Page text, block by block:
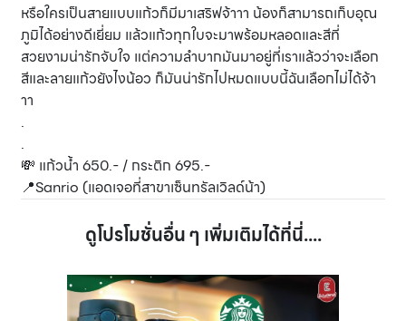
หรือใครเป็นสายแบบแก้วก็มีมาเสริฟจ้าาา น้องก็สามารถเก็บอุณ
ภูมิได้อย่างดีเยี่ยม แล้วแก้วทุกใบจะมาพร้อมหลอดและสีที่
สวยงามน่ารักจับใจ แต่ความลำบากมันมาอยู่ที่เราแล้วว่าจะเลือก
สีและลายแก้วยังไงน้อว ก็มันน่ารักไปหมดแบบนี้ฉันเลือกไม่ได้จ้า
าา
.
.
💸 แก้วน้ำ 650.- / กระติก 695.-
📍Sanrio (แอดเจอที่สาขาเซ็นทรัลเวิลด์น้า)
ดูโปรโมชั่นอื่น ๆ เพิ่มเติมได้ที่นี่....